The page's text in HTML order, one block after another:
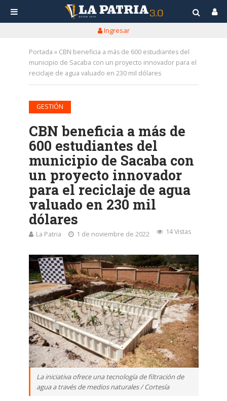
Ingresar
Portada » CBN beneficia a más de 600 estudiantes del
municipio de Sacaba con un proyecto innovador para el
reciclaje de agua valuado en 230 mil dólares
GESTIÓN
CBN beneficia a más de
600 estudiantes del
municipio de Sacaba con
un proyecto innovador
para el reciclaje de agua
valuado en 230 mil
dólares
La Patria 1 de noviembre de 2022 14 Vistas
La iniciativa ofrece una tecnología de filtración de
agua a través de medios naturales / Cortesía